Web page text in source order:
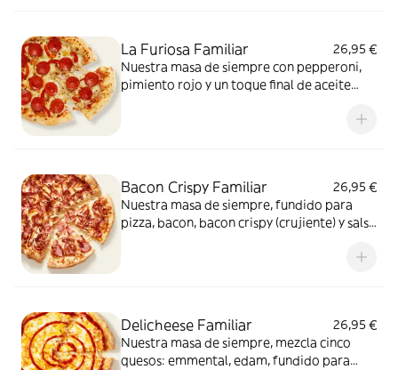
La Furiosa Familiar
26,95 €
Nuestra masa de siempre con pepperoni,
pimiento rojo y un toque final de aceite
Bacon Crispy Familiar
26,95 €
Nuestra masa de siempre, fundido para
pizza, bacon, bacon crispy (crujiente) y salsa
Delicheese Familiar
26,95 €
Nuestra masa de siempre, mezcla cinco
quesos: emmental, edam, fundido para